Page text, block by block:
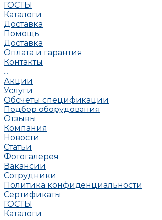
ГОСТЫ
Каталоги
Доставка
Помощь
Доставка
Оплата и гарантия
Контакты
...
Акции
Услуги
Обсчеты спецификации
Подбор оборудования
Отзывы
Компания
Новости
Статьи
Фотогалерея
Вакансии
Сотрудники
Политика конфиденциальности
Сертификаты
ГОСТЫ
Каталоги